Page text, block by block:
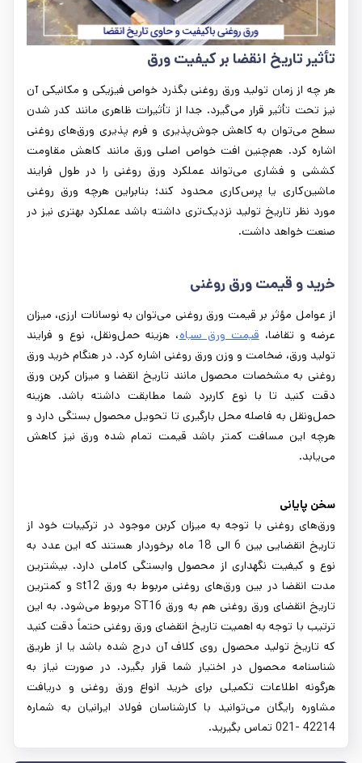
تأثیر تاریخ انقضا بر کیفیت ورق
هر چه از زمان تولید ورق روغنی بگذرد خواص فیزیکی و مکانیکی آن
نیز تحت تأثیر قرار می‌گیرد. جدا از تأثیرات ظاهری مانند کدر شدن
سطح می‌توان به کاهش جوش‌پذیری و فرم پذیری ورق‌های روغنی
اشاره کرد. هم‌چنین افت خواص اصلی ورق مانند کاهش مقاومت
کششی و فشاری می‌تواند عملکرد ورق روغنی را در طول فرایند
ماشین‌کاری یا پرس‌کاری محدود کند؛ بنابراین هرچه ورق روغنی
مورد نظر تاریخ تولید نزدیک‌تری داشته باشد عملکرد بهتری نیز در
صنعت خواهد داشت.
خرید و قیمت ورق روغنی
از عوامل مؤثر بر قیمت ورق روغنی می‌توان به نوسانات ارزی، میزان
عرضه و تقاضا، قیمت ورق سیاه، هزینه حمل‌ونقل، نوع و فرایند
تولید ورق، ضخامت و وزن ورق روغنی اشاره کرد. در هنگام خرید ورق
روغنی به مشخصات محصول مانند تاریخ انقضا و میزان کربن ورق
دقت کنید تا با نوع کاربرد شما مطابقت داشته باشد. هزینه
حمل‌ونقل به فاصله محل بارگیری تا تحویل محصول بستگی دارد و
هرچه این مسافت کمتر باشد قیمت تمام شده ورق نیز کاهش
می‌یابد.
سخن پایانی
ورق‌های روغنی با توجه به میزان کربن موجود در ترکیبات خود از
تاریخ انقضایی بین 6 الی 18 ماه برخوردار هستند که این عدد به
نوع و کیفیت نگهداری از محصول وابستگی کاملی دارد. بیشترین
مدت انقضا در بین ورق‌های روغنی مربوط به ورق st12 و کمترین
تاریخ انقضای ورق روغنی هم به ورق ST16 مربوط می‌شود. به این
ترتیب با توجه به اهمیت تاریخ انقضای ورق روغنی حتماً دقت کنید
که تاریخ تولید محصول روی کلاف آن درج شده باشد یا از طریق
شناسنامه محصول در اختیار شما قرار بگیرد. در صورت نیاز به
هرگونه اطلاعات تکمیلی برای خرید انواع ورق روغنی و دریافت
مشاوره رایگان می‌توانید با کارشناسان فولاد ایرانیان به شماره
42214 -021 تماس بگیرید.